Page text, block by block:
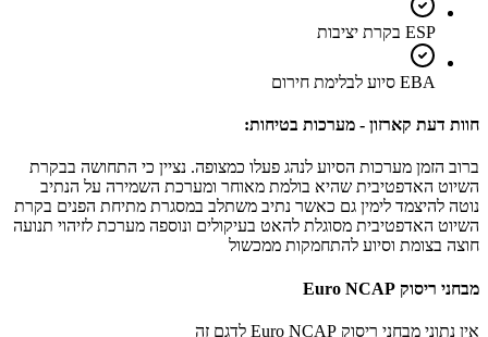
ESP בקרת יציבות
EBA סיוע לבלימת חירום
חוות דעת קארזון - מערכות בטיחות:
ברוב הזמן מערכות הסיוע לנהג פעלו כמצופה. נציין כי התחושה בבקרת
השיוט האדפטיבית שהיא בולמת מאוחר ומערכת השמירה על הנתיב
נוטה להיצמד לימין גם כאשר נתיב משתלב במסגרת מתיחת הפנים בקרת
השיוט האדפטיבית מסוגלת להאט בעיקולים ונוספה מערכת לזיהוי תנועה
חוצה בצומת וסיוע להתחמקות ממכשול
מבחני ריסוק Euro NCAP
אין נתוני מבחני ריסוק Euro NCAP לדגם זה